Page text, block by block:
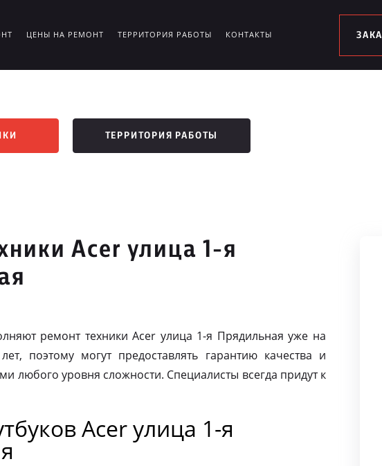
ЦЕНЫ НА РЕМОНТ ТЕРРИТОРИЯ РАБОТЫ КОНТАКТЫ
ТЕРРИТОРИЯ РАБОТЫ
Acer улица 1-я
ремонт техники Acer улица 1-я Прядильная уже на
поэтому могут предоставлять гарантию качества и
любого уровня сложности. Специалисты всегда придут к
Acer улица 1-я